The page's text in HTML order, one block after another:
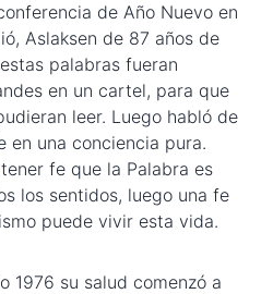
de Año Nuevo en
Aslaksen de 87 años de
palabras fueran
en un cartel, para que
leer. Luego habló de
en una conciencia pura.
fe que la Palabra es
los sentidos, luego una fe
puede vivir esta vida.
1976 su salud comenzó a